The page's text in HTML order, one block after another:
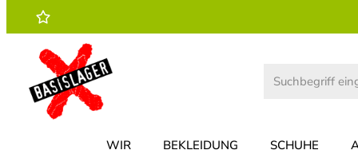
Hauptinhalt springen
Zur Suche springen
Zur Hauptnavigation springen
WIR BEKLEIDUNG SCHUHE